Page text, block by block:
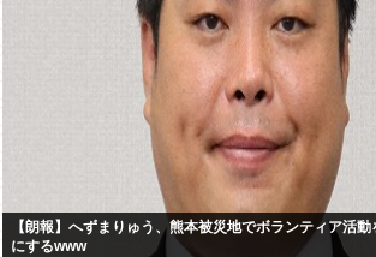
【朗報】へずまりゅう、熊本被災地でボランティア活
にするwww